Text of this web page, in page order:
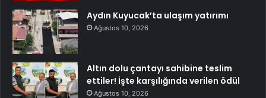
Aydın Kuyucak’ta ulaşım yatırımı
Ağustos 10, 2026
Altın dolu çantayı sahibine teslim
ettiler! İşte karşılığında verilen ödül
Ağustos 10, 2026